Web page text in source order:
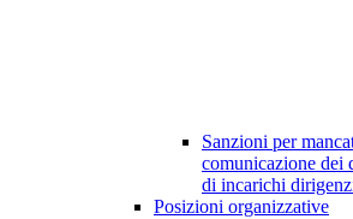
Sanzioni per
comunicazione dei
di incarichi
Posizioni organizzative